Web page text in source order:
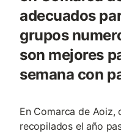
adecuados
grupos
son mejores
semana con
En Comarca de Aoiz,
recopilados el año